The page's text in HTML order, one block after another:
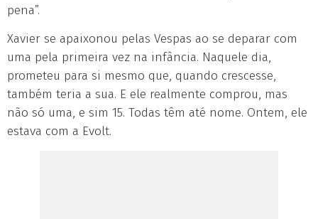
pena”.
Xavier se apaixonou pelas Vespas ao se deparar com
uma pela primeira vez na infância. Naquele dia,
prometeu para si mesmo que, quando crescesse,
também teria a sua. E ele realmente comprou, mas
não só uma, e sim 15. Todas têm até nome. Ontem, ele
estava com a Evolt.